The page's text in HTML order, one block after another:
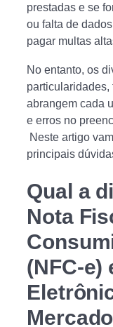
prestadas e se
ou falta de
pagar multas
No entanto, os
abrangem cada
e erros no
Neste artigo
principais
Qual a
Nota
(NFC-e)